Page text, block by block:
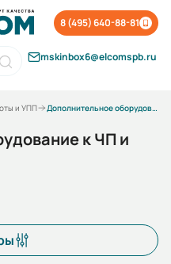
8 (495) 640-88-81
mskinbox6@elcomspb.ru
и УПП Дополнительное оборудование к ЧП и УПП
к ЧП и